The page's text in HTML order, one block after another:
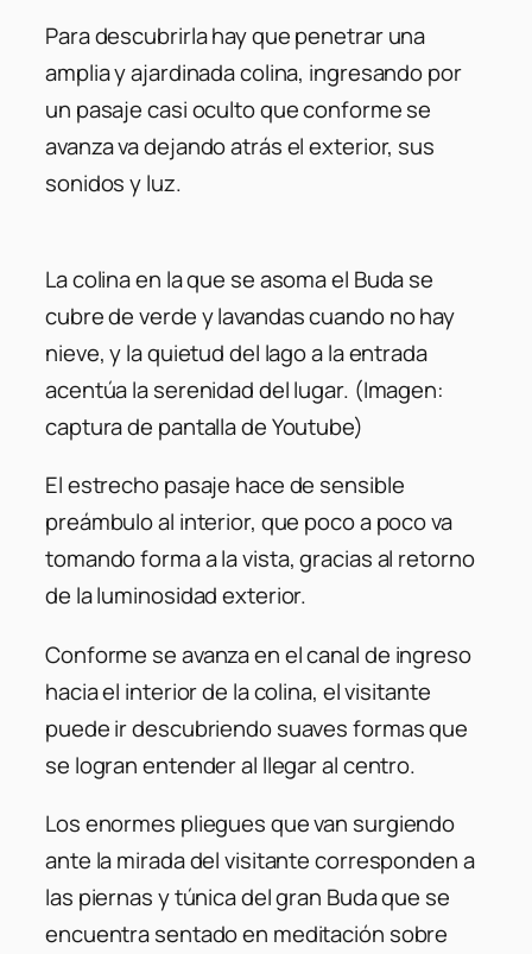
Para descubrirla hay que penetrar una
amplia y ajardinada colina, ingresando por
un pasaje casi oculto que conforme se
avanza va dejando atrás el exterior, sus
sonidos y luz.
La colina en la que se asoma el Buda se
cubre de verde y lavandas cuando no hay
nieve, y la quietud del lago a la entrada
acentúa la serenidad del lugar. (Imagen:
captura de pantalla de Youtube)
El estrecho pasaje hace de sensible
preámbulo al interior, que poco a poco va
tomando forma a la vista, gracias al retorno
de la luminosidad exterior.
Conforme se avanza en el canal de ingreso
hacia el interior de la colina, el visitante
puede ir descubriendo suaves formas que
se logran entender al llegar al centro.
Los enormes pliegues que van surgiendo
ante la mirada del visitante corresponden a
las piernas y túnica del gran Buda que se
encuentra sentado en meditación sobre